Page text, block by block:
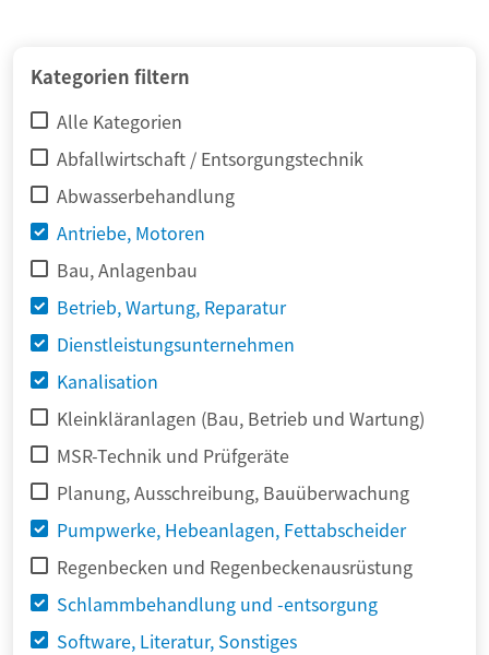
Kategorien filtern
Alle Kategorien
Abfallwirtschaft / Entsorgungstechnik
Abwasserbehandlung
Antriebe, Motoren
Bau, Anlagenbau
Betrieb, Wartung, Reparatur
Dienstleistungsunternehmen
Kanalisation
Kleinkläranlagen (Bau, Betrieb und Wartung)
MSR-Technik und Prüfgeräte
Planung, Ausschreibung, Bauüberwachung
Pumpwerke, Hebeanlagen, Fettabscheider
Regenbecken und Regenbeckenausrüstung
Schlammbehandlung und -entsorgung
Software, Literatur, Sonstiges